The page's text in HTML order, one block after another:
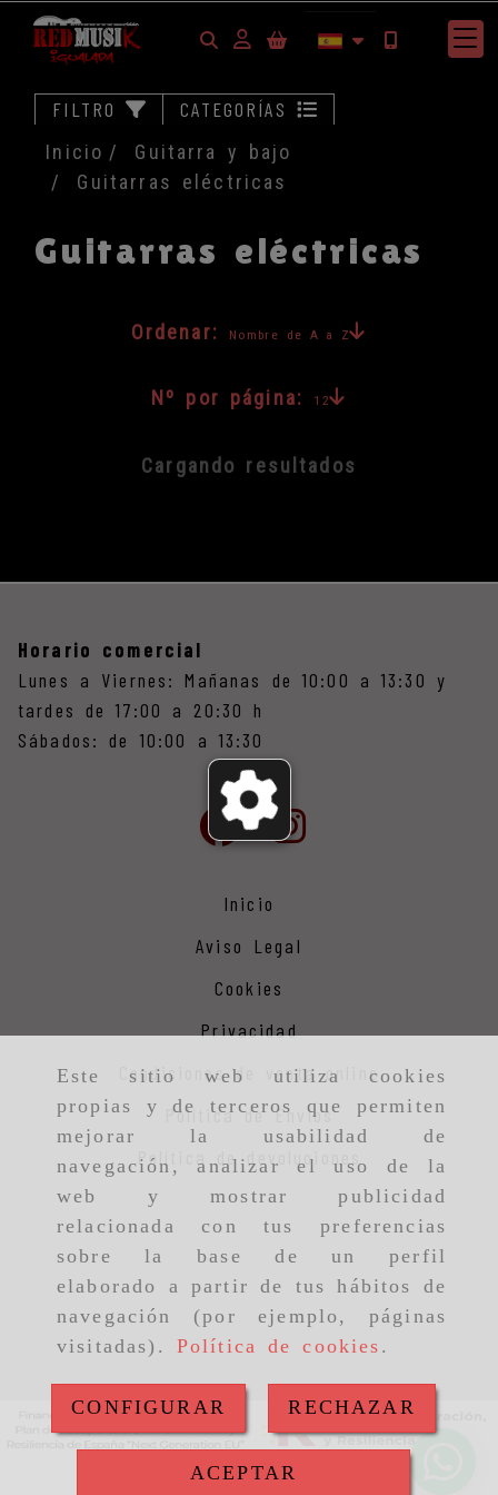
Este sitio web utiliza cookies
propias y de terceros que permiten
mejorar la usabilidad de
navegación, analizar el uso de la
web y mostrar publicidad
relacionada con tus preferencias
sobre la base de un perfil
elaborado a partir de tus hábitos de
navegación (por ejemplo, páginas
visitadas). Política de cookies .
CONFIGURAR RECHAZAR
ACEPTAR
Identifícate
FILTRO CATEGORÍAS
Inicio
Guitarra y bajo
Guitarras eléctricas
Guitarras eléctricas
Ordenar: Nombre de A a Z
Nº por página: 12
Cargando resultados
Horario comercial
Lunes a Viernes: Mañanas de 10:00 a 13:30 y
tardes de 17:00 a 20:30 h
Sábados: de 10:00 a 13:30
Inicio
Aviso Legal
Cookies
Privacidad
Condiciones de venta online
Política de Envios
Política de devoluciones